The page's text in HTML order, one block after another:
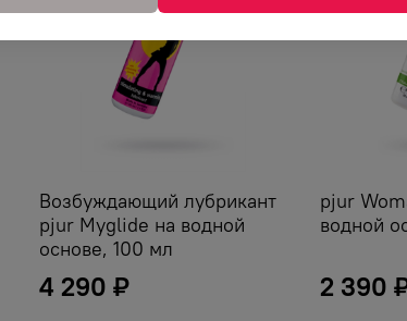
Возбуждающий лубрикант
pjur Myglide на водной
основе, 100 мл
4 290 ₽
pjur
водной
2 390